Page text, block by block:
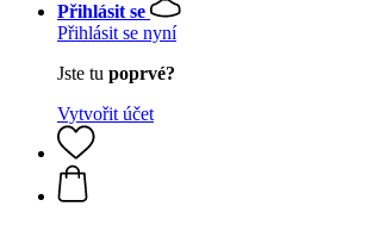
Přihlásit se
Přihlásit se nyní
Jste tu poprvé?
Vytvořit účet